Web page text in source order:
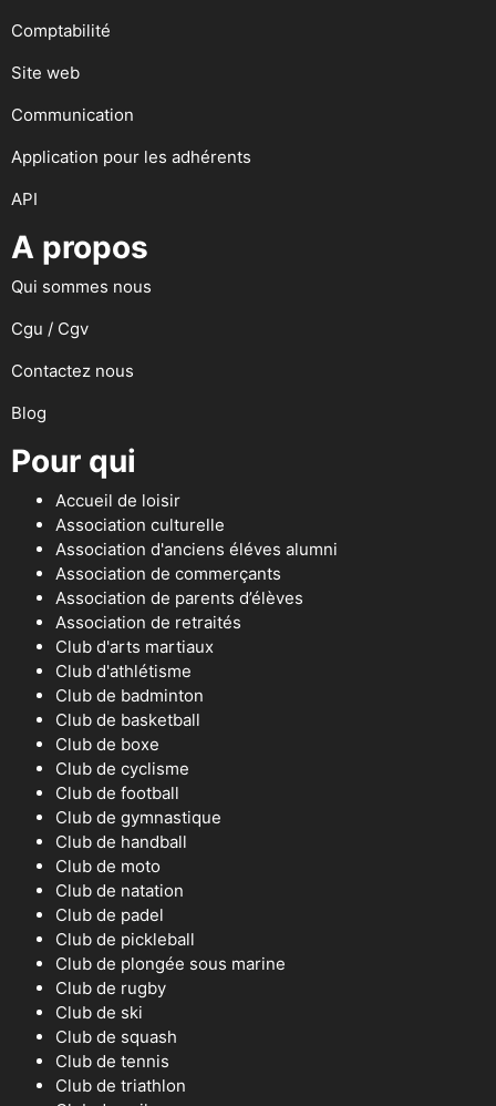
Comptabilité
Site web
Communication
Application pour les adhérents
API
A propos
Qui sommes nous
Cgu / Cgv
Contactez nous
Blog
Pour qui
Accueil de loisir
Association culturelle
Association d'anciens éléves alumni
Association de commerçants
Association de parents d’élèves
Association de retraités
Club d'arts martiaux
Club d'athlétisme
Club de badminton
Club de basketball
Club de boxe
Club de cyclisme
Club de football
Club de gymnastique
Club de handball
Club de moto
Club de natation
Club de padel
Club de pickleball
Club de plongée sous marine
Club de rugby
Club de ski
Club de squash
Club de tennis
Club de triathlon